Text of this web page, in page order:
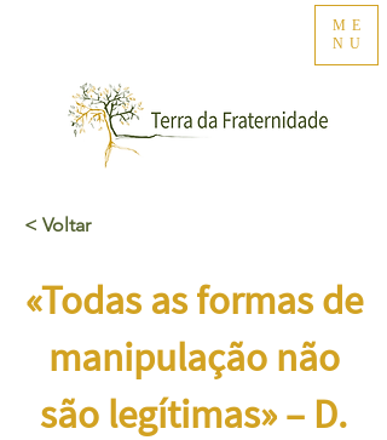
ME
NU
< Voltar
«Todas as formas de
manipulação não
são legítimas» – D.